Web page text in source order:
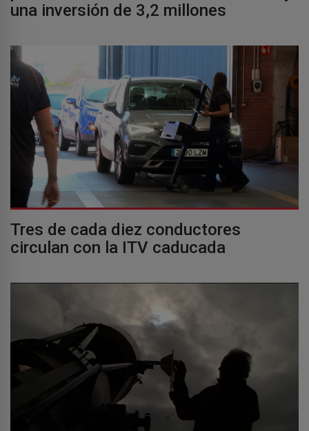
una inversión de 3,2 millones
Tres de cada diez conductores
circulan con la ITV caducada